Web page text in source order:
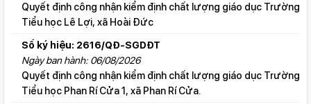
Quyết định công nhận kiểm định chất lượng giáo dục Trường
Tiểu học Lê Lợi, xã Hoài Đức
Số ký hiệu: 2616/QĐ-SGDĐT
Ngày ban hành: 06/08/2026
Quyết định công nhận kiểm định chất lượng giáo dục Trường
Tiểu học Phan Rí Cửa 1, xã Phan Rí Cửa.